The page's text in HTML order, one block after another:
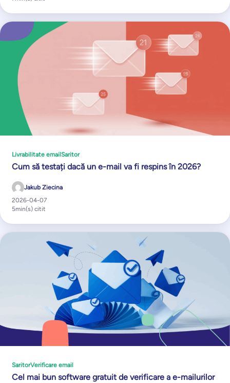
Livrabilitate email Saritor
Cum să testați dacă un e-mail va fi respins în 2026?
Jakub Ziecina
2026-04-07
5min(s) citit
SaritorVerificare email
Cel mai bun software gratuit de verificare a e-mailurilor